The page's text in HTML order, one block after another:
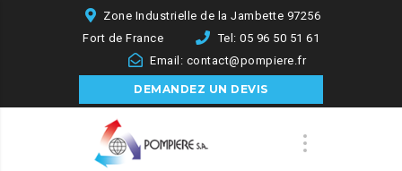
Zone Industrielle de la Jambette 97256
Fort de France
Tel: 05 96 50 51 61
Email: contact@pompiere.fr
DEMANDEZ UN DEVIS